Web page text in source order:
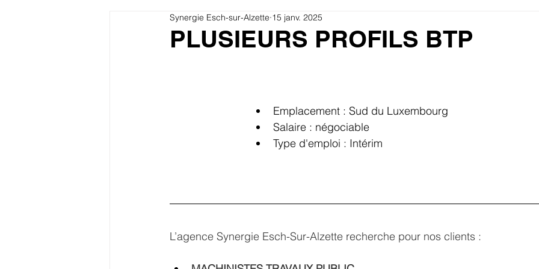
PLUSIEURS PROFILS BTP
Synergie Esch-sur-Alzette 15 janv. 2025
Emplacement : Sud du Luxembourg
Salaire : négociable
Type d'emploi : Intérim
L’agence Synergie Esch-Sur-Alzette recherche pour nos clients :